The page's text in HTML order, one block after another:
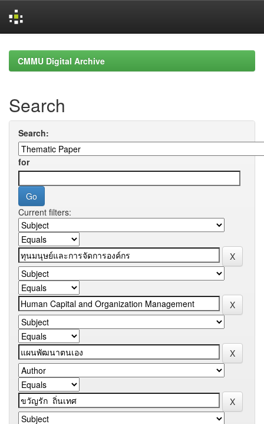
navigationCMMU Digital Archive
Search
Search:
for
Current filters: